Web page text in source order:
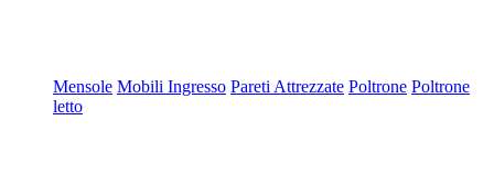
Mensole Mobili Ingresso Pareti Attrezzate Poltrone Poltrone
letto